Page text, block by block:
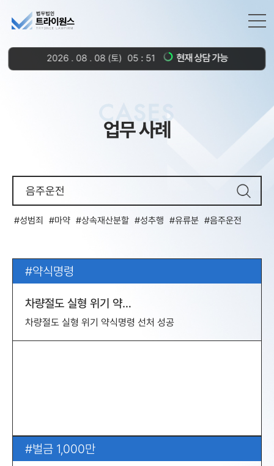
2026 . 08 . 08 (토) 05 51 현재 상담 가능
CASES
업무 사례
성범죄 마약 상속재산분할 성추행 유류분 음주운전
약식명령
차량절도 실형 위기 약…
차량절도 실형 위기 약식명령 선처 성공
벌금 1,000만